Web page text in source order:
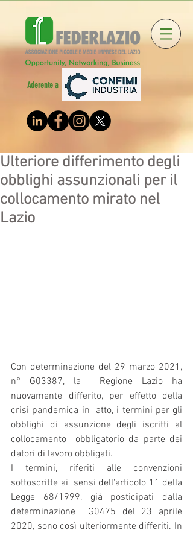
Aderente a
Ulteriore differimento degli
obblighi assunzionali per il
collocamento mirato nel
Lazio
Con determinazione del 29 marzo 2021,
n° G03387, la  Regione Lazio ha
nuovamente differito, per effetto della
crisi pandemica in  atto, i termini per gli
obblighi di assunzione degli iscritti al
collocamento  obbligatorio da parte dei
datori di lavoro obbligati.
I termini, riferiti alle convenzioni
sottoscritte ai  sensi dell'articolo 11 della
Legge 68/1999, già posticipati dalla
determinazione  G0475 del 23 aprile
2020, sono così ulteriormente differiti. In